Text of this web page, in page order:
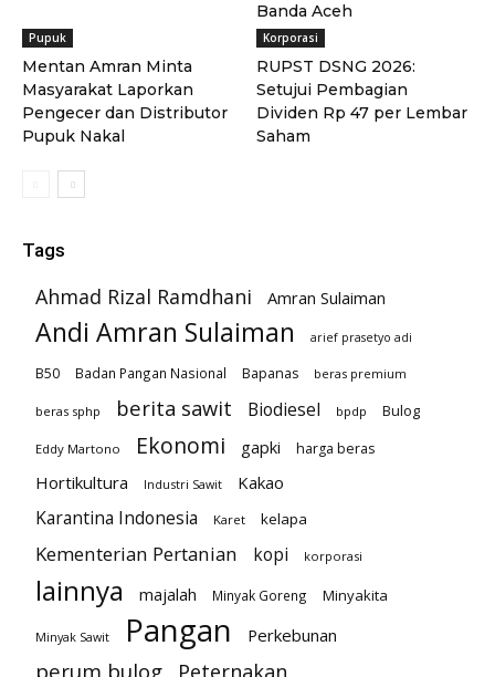
Banda Aceh
Pupuk
Mentan Amran Minta
Masyarakat Laporkan
Pengecer dan Distributor
Pupuk Nakal
Korporasi
RUPST DSNG 2026:
Setujui Pembagian
Dividen Rp 47 per Lembar
Saham
Tags
Ahmad Rizal Ramdhani Amran Sulaiman
Andi Amran Sulaiman arief prasetyo adi
B50 Badan Pangan Nasional Bapanas beras premium
beras sphp berita sawit Biodiesel bpdp Bulog
Eddy Martono Ekonomi gapki harga beras
Hortikultura Industri Sawit Kakao
Karantina Indonesia Karet kelapa
Kementerian Pertanian kopi korporasi
lainnya majalah Minyak Goreng Minyakita
Minyak Sawit Pangan Perkebunan
perum bulog Peternakan